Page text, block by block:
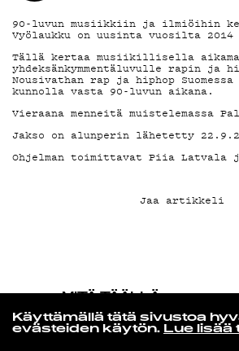
Käyttämällä tätä sivustoa
evästeiden käytön. Lue lisää
MITÄ TÄÄLLÄ
Melody's Echo Chamber
Unclouded
KIRJAUDU SISÄÄN
90-luvun musiikkiin ja ilmiöihin
Vyölaukku on uusinta vuosilta 2014
Tällä kertaa musiikillisella
yhdeksänkymmentäluvulle rapin ja
Nousivathan rap ja hiphop Suomessa
kunnolla vasta 90-luvun aikana.
Vieraana menneitä muistelemassa
Jakso on alunperin lähetetty
Oh­jel­man toi­mit­ta­vat Piia Lat­­va­­la ja
Jaa artikkeli